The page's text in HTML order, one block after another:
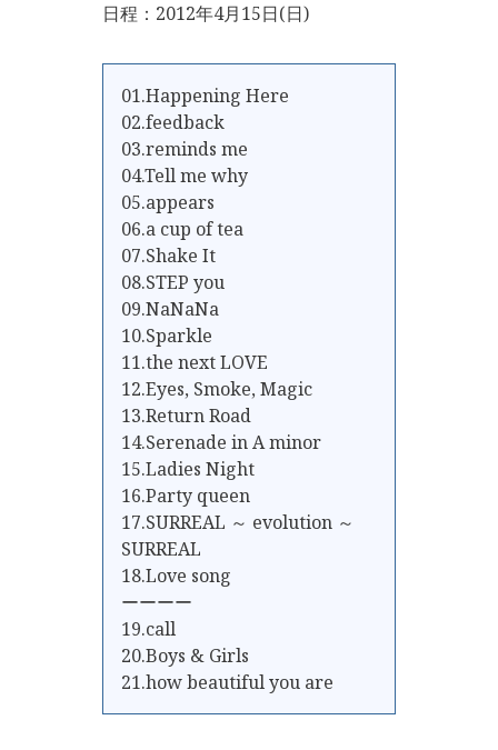
日程：2012年4月15日(日)
01.Happening Here
02.feedback
03.reminds me
04.Tell me why
05.appears
06.a cup of tea
07.Shake It
08.STEP you
09.NaNaNa
10.Sparkle
11.the next LOVE
12.Eyes, Smoke, Magic
13.Return Road
14.Serenade in A minor
15.Ladies Night
16.Party queen
17.SURREAL ～ evolution ～
SURREAL
18.Love song
ーーーー
19.call
20.Boys & Girls
21.how beautiful you are